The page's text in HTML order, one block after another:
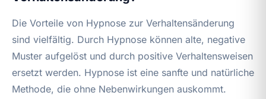
Die Vorteile von Hypnose zur Verhaltensänderung
sind vielfältig. Durch Hypnose können alte, negative
Muster aufgelöst und durch positive Verhaltensweisen
ersetzt werden. Hypnose ist eine sanfte und natürliche
Methode, die ohne Nebenwirkungen auskommt.